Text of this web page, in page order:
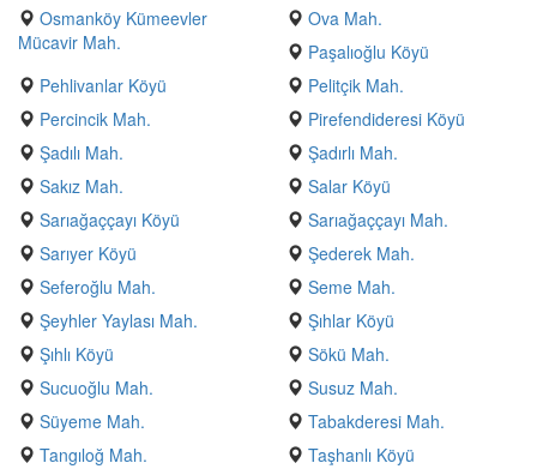
Osmanköy Kümeevler
Mücavir Mah.
Ova Mah.
Paşalıoğlu Köyü
Pehlivanlar Köyü
Pelitçik Mah.
Percincik Mah.
Pirefendideresi Köyü
Şadılı Mah.
Şadırlı Mah.
Sakız Mah.
Salar Köyü
Sarıağaççayı Köyü
Sarıağaççayı Mah.
Sarıyer Köyü
Şederek Mah.
Seferoğlu Mah.
Seme Mah.
Şeyhler Yaylası Mah.
Şıhlar Köyü
Şıhlı Köyü
Sökü Mah.
Sucuoğlu Mah.
Susuz Mah.
Süyeme Mah.
Tabakderesi Mah.
Tangıloğ Mah.
Taşhanlı Köyü